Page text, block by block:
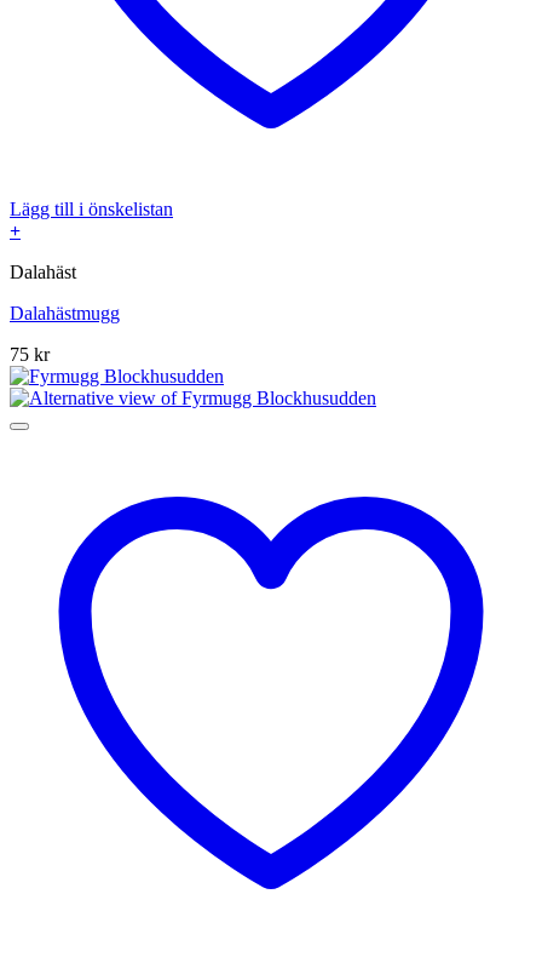
Lägg till i önskelistan
+
Dalahäst
Dalahästmugg
75 kr